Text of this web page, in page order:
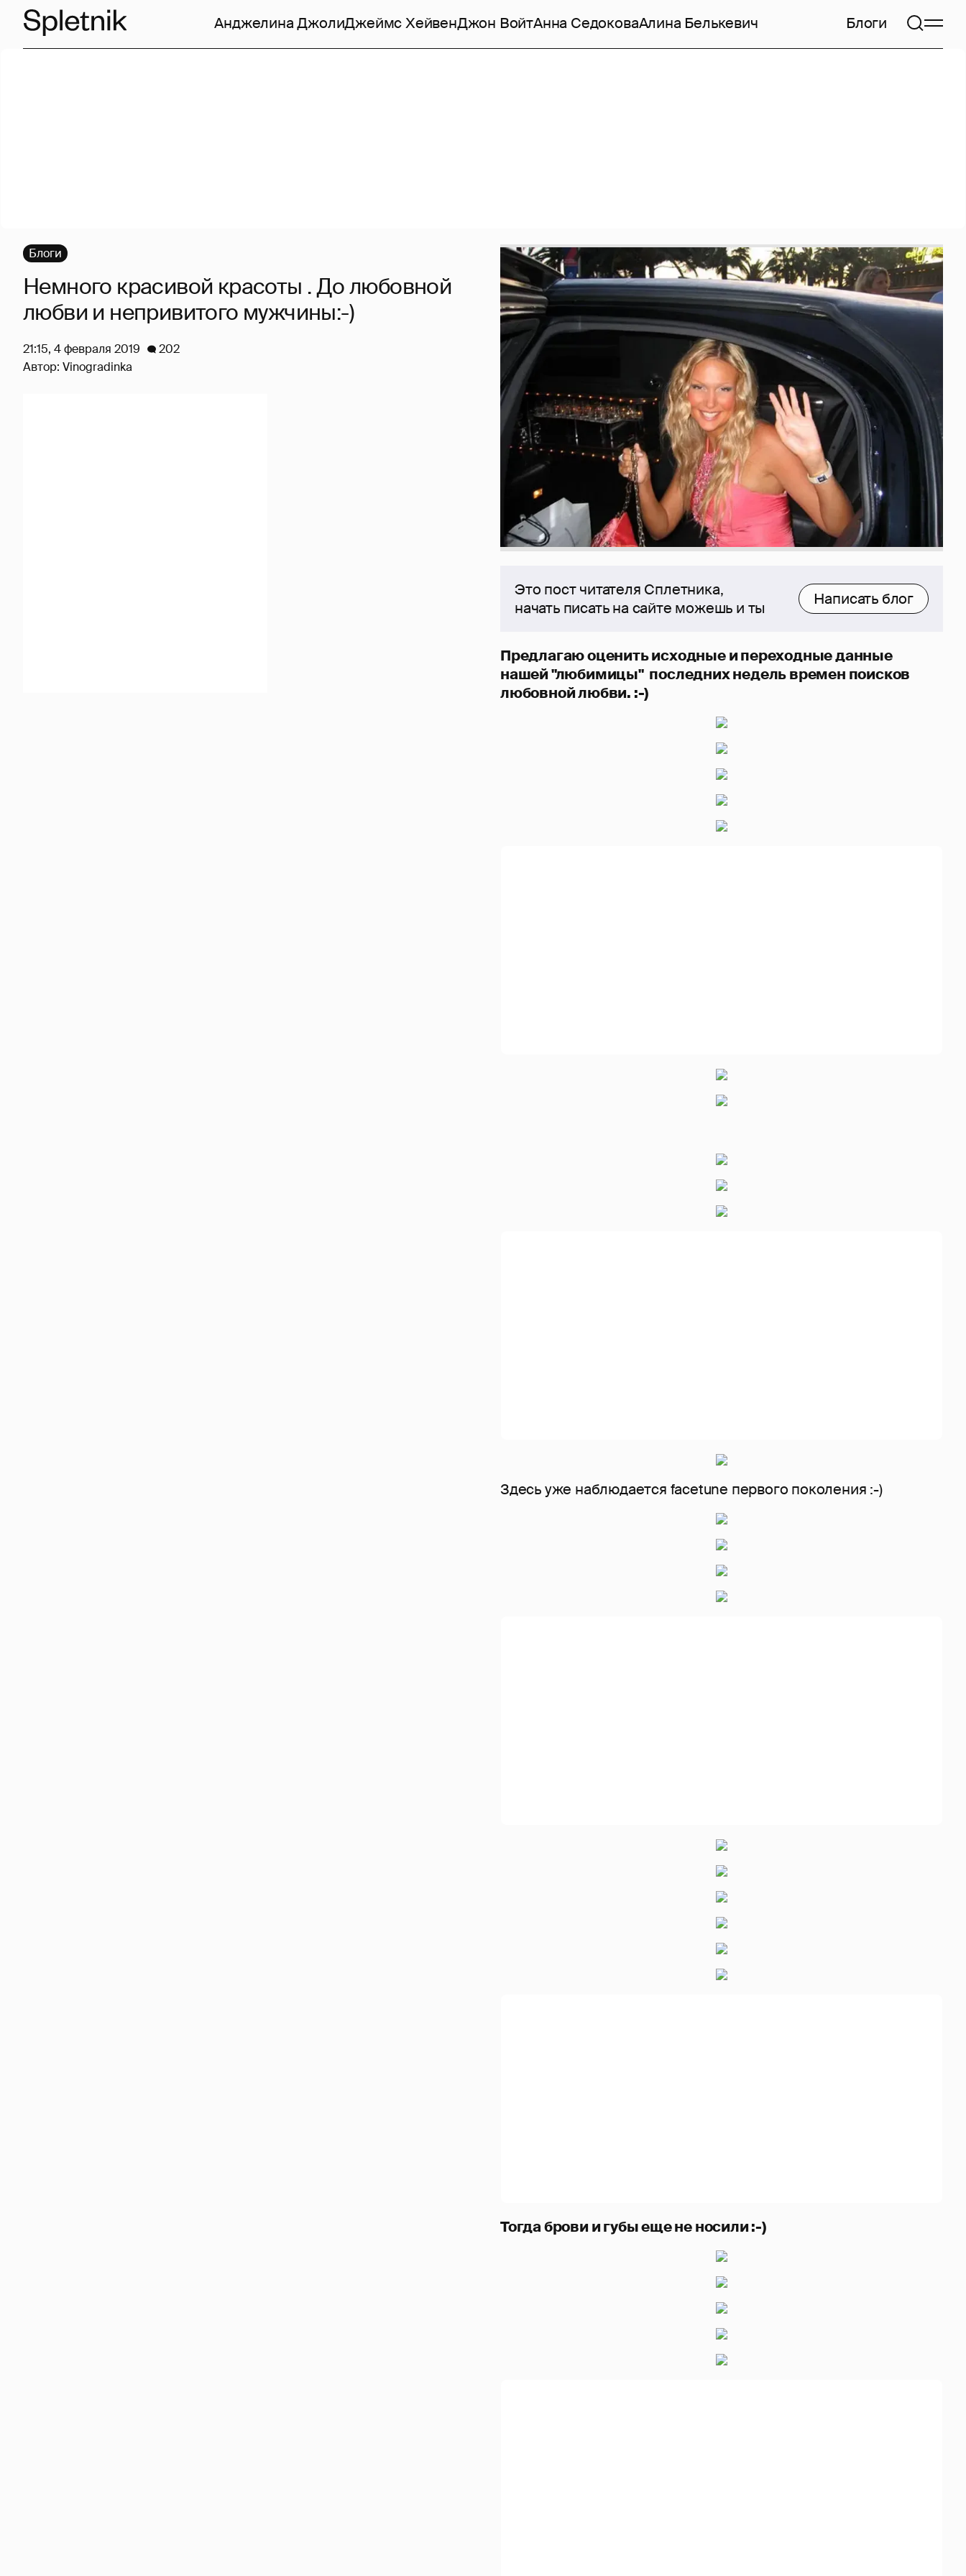
Анджелина ДжолиДжеймс ХейвенДжон ВойтАнна СедоковаАлина Белькевич Блоги
Это пост читателя Сплетника,
начать писать на сайте можешь и ты
Написать блог
Предлагаю оценить исходные и переходные данные
нашей "любимицы" последних недель времен поисков
любовной любви. :-)
Здесь уже наблюдается facetune первого поколения :-)
Тогда брови и губы еще не носили :-)
Блоги
Немного красивой красоты . До любовной
любви и непривитого мужчины:-)
21:15, 4 февраля 2019
202
Автор: Vinogradinka